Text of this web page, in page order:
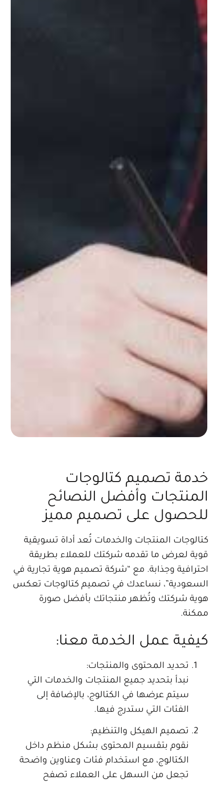
تصميم كتالوجات
وأفضل النصائح
على تصميم مميز
المنتجات والخدمات تُعد أداة تسويقية
لعرض ما تقدمه شركتك للعملاء بطريقة
وجذابة. مع “شركة تصميم هوية تجارية في
نساعدك في تصميم كتالوجات تعكس
شركتك وتُظهر منتجاتك بأفضل صورة
عمل الخدمة معنا:
تحديد المحتوى والمنتجات:
نبدأ بتحديد جميع المنتجات والخدمات التي
سيتم عرضها في الكتالوج، بالإضافة إلى
الفئات التي ستدرج فيها.
تصميم الهيكل والتنظيم:
نقوم بتقسيم المحتوى بشكل منظم داخل
الكتالوج، مع استخدام فئات وعناوين واضحة
تجعل من السهل على العملاء تصفح